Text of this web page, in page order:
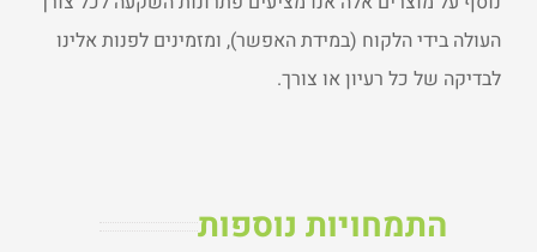
העולה בידי הלקוח (במידת האפשר), ומזמינים לפנות אלינו
לבדיקה של כל רעיון או צורך.
התמחויות נוספות